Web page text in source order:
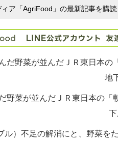
ア「AgriFood」の最新記事を購読
野菜が並んだＪＲ東日本の
ル）不足の解消にと、野菜を